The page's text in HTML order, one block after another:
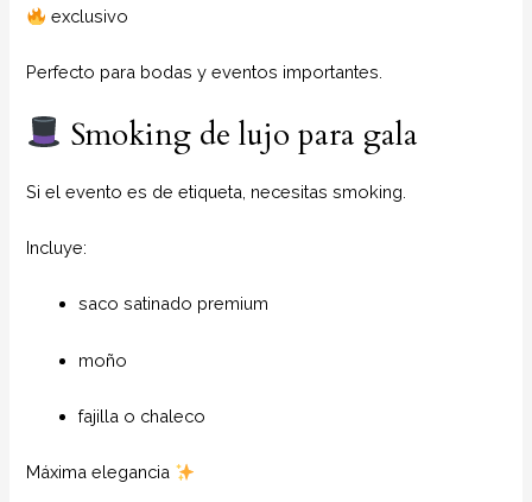
exclusivo
Perfecto para bodas y eventos importantes.
Smoking de lujo para gala
Si el evento es de etiqueta, necesitas smoking.
Incluye:
saco satinado premium
moño
fajilla o chaleco
Máxima elegancia